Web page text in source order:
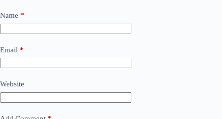
Name *
Email *
Website